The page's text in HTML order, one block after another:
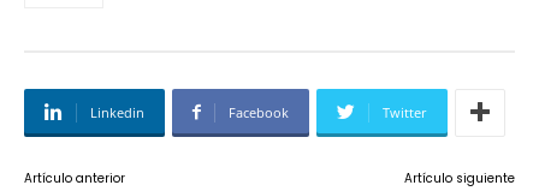
Linkedin Facebook Twitter
Artículo anterior Artículo siguiente